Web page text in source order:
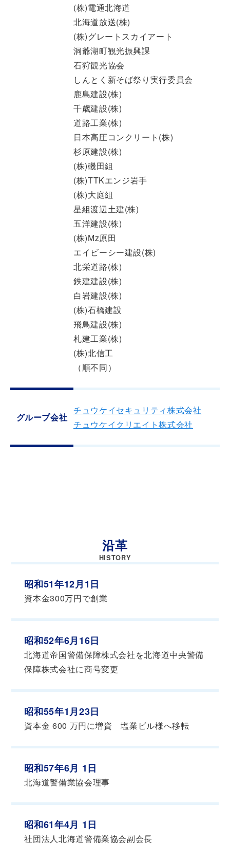
(株)電通北海道
北海道放送(株)
(株)グレートスカイアート
洞爺湖町観光振興課
石狩観光協会
しんとく新そば祭り実行委員会
鹿島建設(株)
千歳建設(株)
道路工業(株)
日本高圧コンクリート(株)
杉原建設(株)
(株)磯田組
(株)TTKエンジ岩手
(株)大庭組
星組渡辺土建(株)
五洋建設(株)
(株)Мz原田
エイビーシー建設(株)
北栄道路(株)
鉄建建設(株)
白岩建設(株)
(株)石橋建設
飛鳥建設(株)
札建工業(株)
(株)北信工
（順不同）
グループ会社
チュウケイセキュリティ株式会社
チュウケイクリエイト株式会社
沿革
HISTORY
昭和51年12月1日
資本金300万円で創業
昭和52年6月16日
北海道帝国警備保障株式会社を北海道中央警備
保障株式会社に商号変更
昭和55年1月23日
資本金 600 万円に増資 塩業ビル様へ移転
昭和57年6月 1日
北海道警備業協会理事
昭和61年4月 1日
社団法人北海道警備業協会副会長